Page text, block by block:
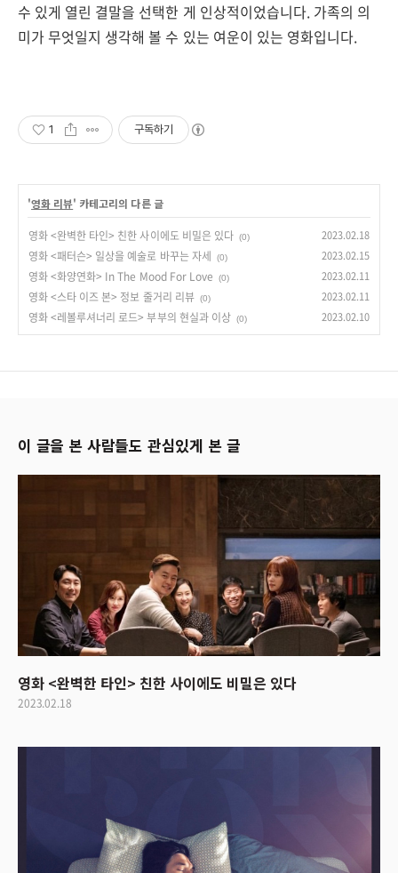
수 있게 열린 결말을 선택한 게 인상적이었습니다. 가족의 의
미가 무엇일지 생각해 볼 수 있는 여운이 있는 영화입니다.
1 구독하기
'영화 리뷰' 카테고리의 다른 글
영화 <완벽한 타인> 친한 사이에도 비밀은 있다 (0) 2023.02.18
영화 <패터슨> 일상을 예술로 바꾸는 자세 (0) 2023.02.15
영화 <화양연화> In The Mood For Love (0) 2023.02.11
영화 <스타 이즈 본> 정보 줄거리 리뷰 (0) 2023.02.11
영화 <레볼루셔너리 로드> 부부의 현실과 이상 (0) 2023.02.10
이 글을 본 사람들도 관심있게 본 글
영화 <완벽한 타인> 친한 사이에도 비밀은 있다
2023.02.18